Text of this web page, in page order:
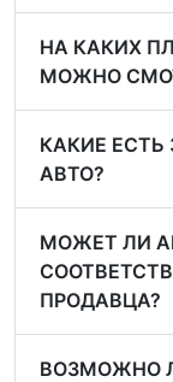
НА КАКИХ
МОЖНО
КАКИЕ ЕСТЬ
АВТО?
МОЖЕТ ЛИ
ПРОДАВЦА?
ВОЗМОЖНО